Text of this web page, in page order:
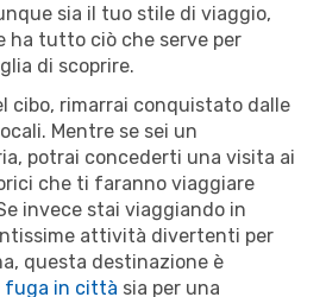
sia il tuo stile di viaggio,
ha tutto ciò che serve per
di scoprire.
cibo, rimarrai conquistato dalle
Mentre se sei un
potrai concederti una visita ai
che ti faranno viaggiare
invece stai viaggiando in
attività divertenti per
questa destinazione è
fuga in città sia per una